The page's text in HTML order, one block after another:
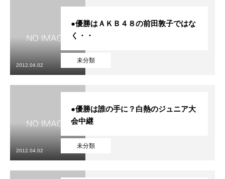
未分類
●優勝はＡＫＢ４８の前田敦子ではな
く・・
2012.04.02
未分類
●優勝は誰の手に？白熱のジュニア大
会中継
2012.04.02